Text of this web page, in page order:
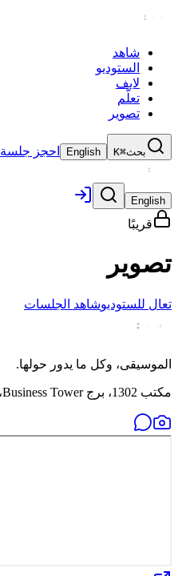
شاهد
الستوديو
لايف
تعلّم
تصوير
بحث⌘K
English احجز جلسة
English
قريبًا
تصوير
تعال للستوديوشاهد الجلسات
الموسيقى، وكل ما يدور حولها.
مكتب 1302، برج Business Tower، المجاز 2، الشارقة.